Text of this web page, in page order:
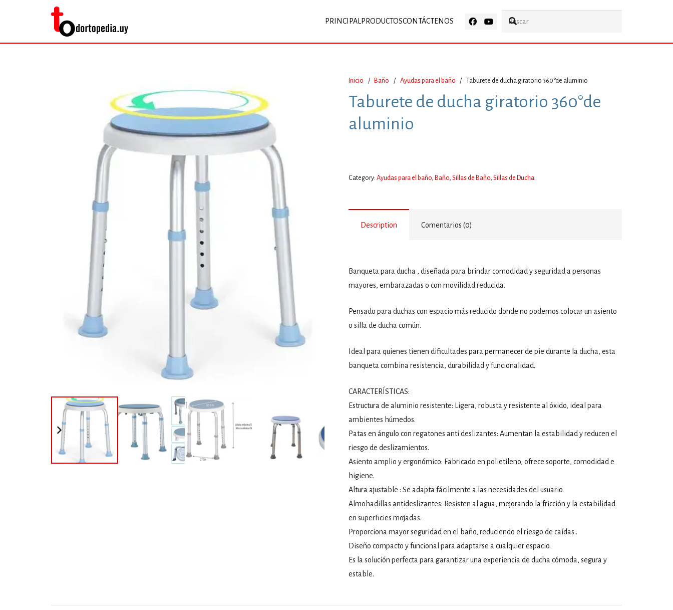
PRINCIPAL PRODUCTOSCONTÁCTENOS
Inicio / Baño / Ayudas para el baño / Taburete de ducha giratorio 360°de aluminio
Taburete de ducha giratorio 360°de
aluminio
Category: Ayudas para el baño, Baño, Sillas de Baño, Sillas de Ducha
Description Comentarios (0)
Banqueta para ducha , diseñada para brindar comodidad y seguridad a personas
mayores, embarazadas o con movilidad reducida.
Pensado para duchas con espacio más reducido donde no podemos colocar un asiento
o silla de ducha común.
Ideal para quienes tienen dificultades para permanecer de pie durante la ducha, esta
banqueta combina resistencia, durabilidad y funcionalidad.
CARACTERÍSTICAS:
Estructura de aluminio resistente: Ligera, robusta y resistente al óxido, ideal para
ambientes húmedos.
Patas en ángulo con regatones anti deslizantes: Aumentan la estabilidad y reducen el
riesgo de deslizamientos.
Asiento amplio y ergonómico: Fabricado en polietileno, ofrece soporte, comodidad e
higiene.
Altura ajustable : Se adapta fácilmente a las necesidades del usuario.
Almohadillas antideslizantes: Resisten al agua, mejorando la fricción y la estabilidad
en superficies mojadas.
Proporciona mayor seguridad en el baño, reduciendo el riesgo de caídas..
Diseño compacto y funcional para adaptarse a cualquier espacio.
Es la solución perfecta para garantizar una experiencia de ducha cómoda, segura y
estable.